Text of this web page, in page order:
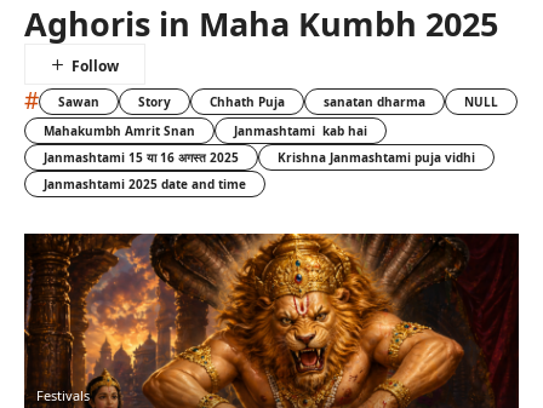
Aghoris in Maha Kumbh 2025
# Sawan Story Chhath Puja sanatan dharma
NULL
Mahakumbh Amrit Snan
Janmashtami kab hai
Janmashtami 15 या 16 अगस्त 2025
Krishna Janmashtami puja vidhi
Janmashtami 2025 date and time
Festivals